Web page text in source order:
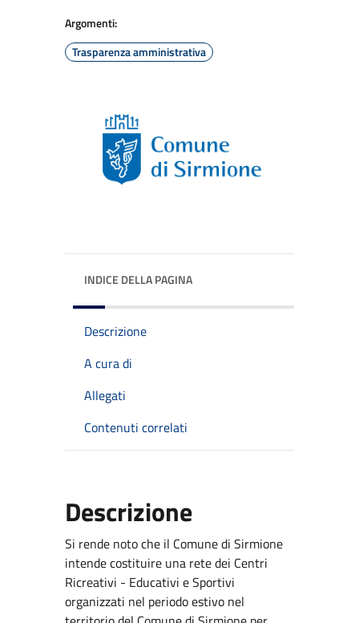
Argomenti:
Trasparenza amministrativa
INDICE DELLA PAGINA
Descrizione
A cura di
Allegati
Contenuti correlati
Descrizione
Si rende noto che il Comune di Sirmione
intende costituire una rete dei Centri
Ricreativi - Educativi e Sportivi
organizzati nel periodo estivo nel